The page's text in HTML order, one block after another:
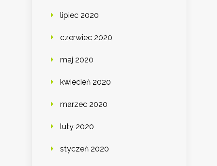
lipiec 2020
czerwiec 2020
maj 2020
kwiecień 2020
marzec 2020
luty 2020
styczeń 2020